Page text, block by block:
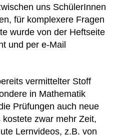
uns SchülerInnen
für komplexere Fragen
wurde von der Heftseite
und per e-Mail
vermittelter Stoff
in Mathematik
Prüfungen auch neue
zwar mehr Zeit,
Lernvideos, z.B. von